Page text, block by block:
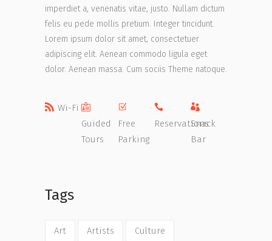
imperdiet a, venenatis vitae, justo. Nullam dictum
felis eu pede mollis pretium. Integer tincidunt.
Lorem ipsum dolor sit amet, consectetuer
adipiscing elit. Aenean commodo ligula eget
dolor. Aenean massa. Cum sociis Theme natoque.
Wi-Fi
Guided
Tours
Free
Parking
Reservations
Snack
Bar
Tags
Art Artists Culture